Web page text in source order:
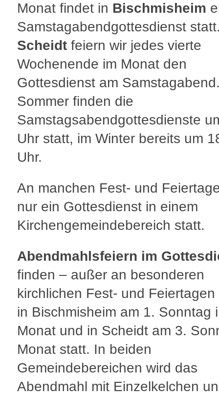
Monat findet in Bischmisheim
Samstagabendgottesdienst
Scheidt feiern wir jedes vierte
Wochenende im Monat den
Gottesdienst am
Sommer finden die
Samstagsabendgottesdienste
Uhr statt, im Winter bereits um
Uhr.
An manchen Fest- und
nur ein Gottesdienst in einem
Kirchengemeindebereich statt.
Abendmahlsfeiern im
finden – außer an besonderen
kirchlichen Fest- und
in Bischmisheim am 1. Sonntag
Monat und in Scheidt am 3.
Monat statt. In beiden
Gemeindebereichen wird das
Abendmahl mit Einzelkelchen